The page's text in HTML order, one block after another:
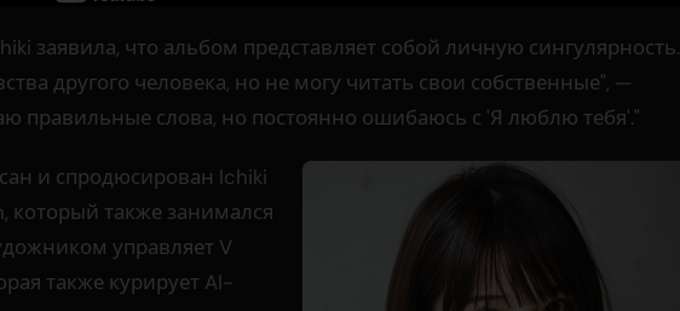
заявила, что альбом представляет собой личную сингулярность.
другого человека, но не могу читать свои собственные", —
правильные слова, но постоянно ошибаюсь с 'Я люблю тебя'."
и спродюсирован Ichiki
который также занимался
управляет V
также курирует AI-